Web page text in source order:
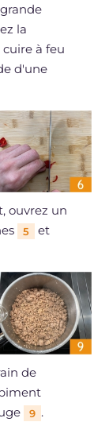
la
à feu
d'une
ouvrez un
5
et
de
9 .